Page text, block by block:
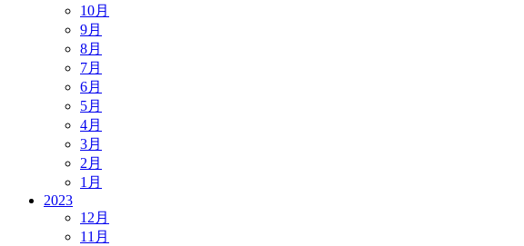
10月
9月
8月
7月
6月
5月
4月
3月
2月
1月
2023
12月
11月